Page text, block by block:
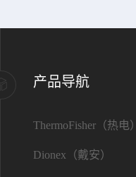
产品导航
ThermoFisher（热电）
Dionex（戴安）